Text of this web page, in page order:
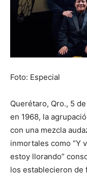
Foto: Especial
Querétaro, Qro., 5
en 1968, la
con una mezcla
inmortales como “Y
estoy llorando”
los establecieron de